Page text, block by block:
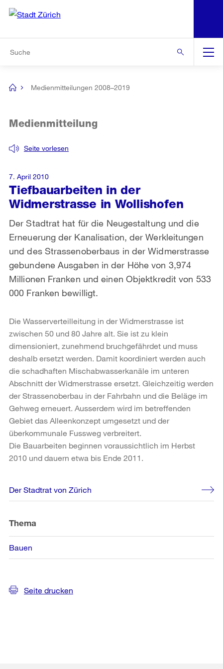
Navigation
[no
Medienmitteilungen 2008–2019
Tiefbauarbeiten in der
Widmerstrasse in Wollishofen
Seite vorlesen
Medienmitteilung
Der Stadtrat hat für die Neugestaltung und die
Erneuerung der Kanalisation, der Werkleitungen
und des Strassenoberbaus in der Widmerstrasse
gebundene Ausgaben in der Höhe von 3,974
Millionen Franken und einen Objektkredit von 533
000 Franken bewilligt.
7. April 2010
Die Wasserverteilleitung in der Widmerstrasse ist
zwischen 50 und 80 Jahre alt. Sie ist zu klein
dimensioniert, zunehmend bruchgefährdet und muss
deshalb ersetzt werden. Damit koordiniert werden auch
die schadhaften Mischabwasserkanäle im unteren
Abschnitt der Widmerstrasse ersetzt. Gleichzeitig werden
der Strassenoberbau in der Fahrbahn und die Beläge im
Gehweg erneuert. Ausserdem wird im betreffenden
Gebiet das Alleenkonzept umgesetzt und der
überkommunale Fussweg verbreitert.
Die Bauarbeiten beginnen voraussichtlich im Herbst
2010 und dauern etwa bis Ende 2011.
Weitere
Informationen
Der Stadtrat von Zürich
Thema
Bauen
Seite drucken